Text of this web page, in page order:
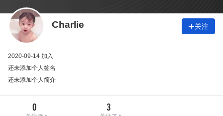
Charlie 关注
2020-09-14 加入
还未添加个人签名
还未添加个人简介
0 3